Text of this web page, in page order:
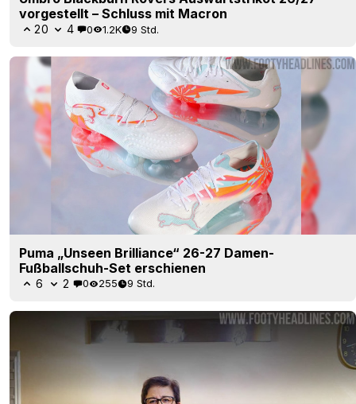
vorgestellt – Schluss mit Macron
20 4 0 1.2K 9 Std.
Puma „Unseen Brilliance“ 26-27 Damen-
Fußballschuh-Set erschienen
6 2 0 255 9 Std.